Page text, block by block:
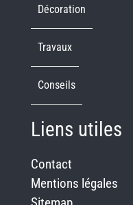
Décoration
Travaux
Conseils
Liens utiles
Contact
Mentions légales